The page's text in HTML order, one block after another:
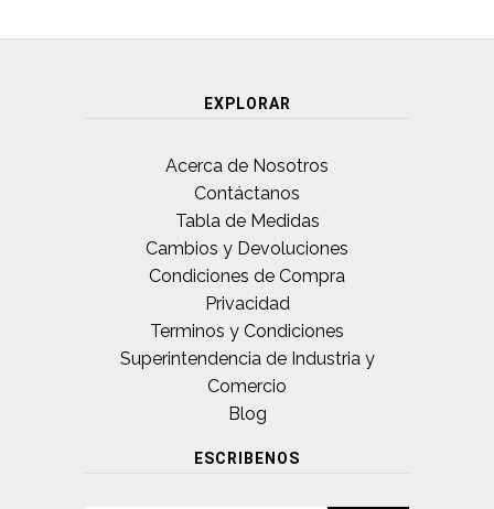
EXPLORAR
Acerca de Nosotros
Contáctanos
Tabla de Medidas
Cambios y Devoluciones
Condiciones de Compra
Privacidad
Terminos y Condiciones
Superintendencia de Industria y
Comercio
Blog
ESCRIBENOS